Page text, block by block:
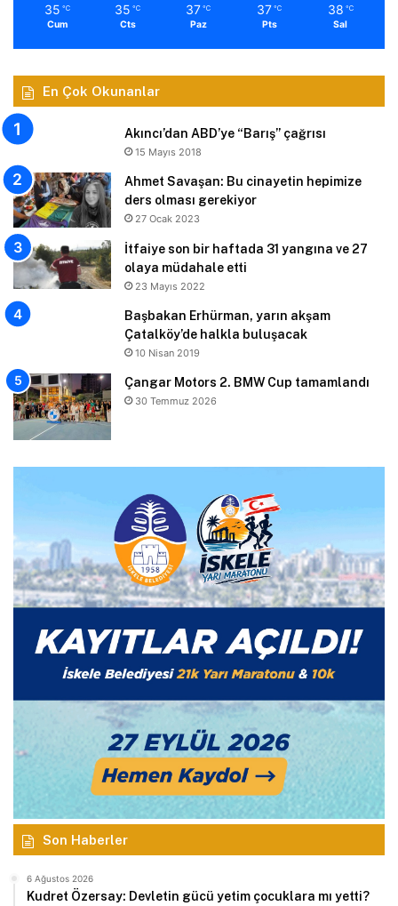
35 ℃
Cum
35 ℃
Cts
37 ℃
Paz
37 ℃
Pts
38 ℃
Sal
En Çok Okunanlar
Akıncı’dan ABD’ye “Barış” çağrısı
15 Mayıs 2018
Ahmet Savaşan: Bu cinayetin hepimize
ders olması gerekiyor
27 Ocak 2023
İtfaiye son bir haftada 31 yangına ve 27
olaya müdahale etti
23 Mayıs 2022
Başbakan Erhürman, yarın akşam
Çatalköy’de halkla buluşacak
10 Nisan 2019
Çangar Motors 2. BMW Cup tamamlandı
30 Temmuz 2026
Son Haberler
6 Ağustos 2026
Kudret Özersay: Devletin gücü yetim çocuklara mı yetti?